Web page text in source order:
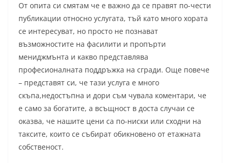
От опита си смятам че е важно да се правят по-чести
публикации относно услугата, тъй като много хората
се интересуват, но просто не познават
възможностите на фасилити и пропърти
мениджмънта и какво представлява
професионалната поддръжка на сгради. Още повече
– представят си, че тази услуга е много
скъпа,недостъпна и дори съм чувала коментари, че
е само за богатите, а всъщност в доста случаи се
оказва, че нашите цени са по-ниски или сходни на
таксите, които се събират обикновено от етажната
собственост.